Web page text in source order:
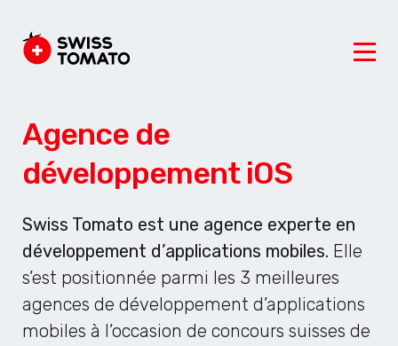
Agence de
développement iOS
Swiss Tomato est une agence experte en
développement d’applications mobiles. Elle
s’est positionnée parmi les 3 meilleures
agences de développement d’applications
mobiles à l’occasion de concours suisses de